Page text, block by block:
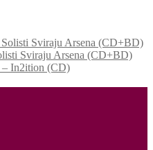
Sviraju Arsena (CD+BD)
– In2ition (CD)